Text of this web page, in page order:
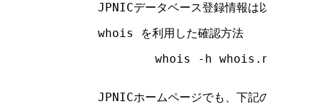
JPNICデータベース登録情報は以下の方法
        whois を利用した確認方法
whois -h
JPNICホームページでも、下記のURLから